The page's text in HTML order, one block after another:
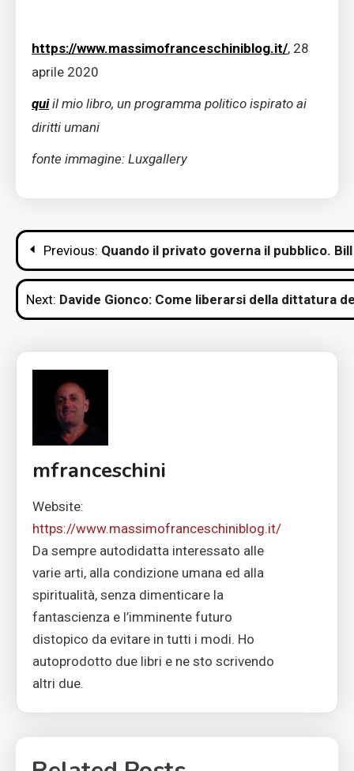
https://www.massimofranceschiniblog.it/, 28
aprile 2020
quiil mio libro, un programma politico ispirato ai
diritti umani
fonte immagine: Luxgallery
Navigazione
articoli
Previous: Quando il privato governa il pubblico.
Next: Davide Gionco: Come liberarsi della dittatura
mfranceschini
Website:
https://www.massimofranceschiniblog.it/
Da sempre autodidatta interessato alle
varie arti, alla condizione umana ed alla
spiritualità, senza dimenticare la
fantascienza e l’imminente futuro
distopico da evitare in tutti i modi. Ho
autoprodotto due libri e ne sto scrivendo
altri due.